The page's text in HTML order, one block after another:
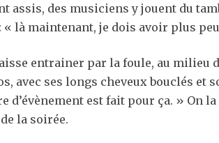
assis, des musiciens y jouent du
là maintenant, je dois avoir plus
entrainer par la foule, au
avec ses longs cheveux bouclés et
d’évènement est fait pour ça. » On
la soirée.